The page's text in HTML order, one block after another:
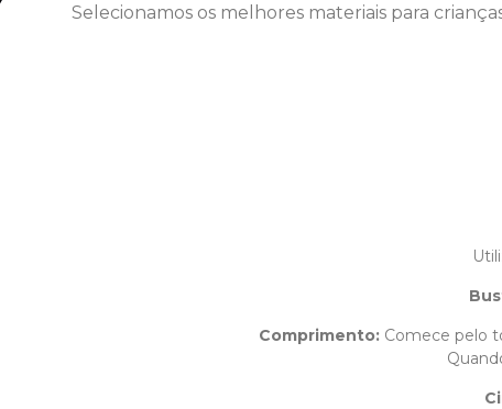
Selecionamos os melhores materiais para
Comprimento: Comece pelo